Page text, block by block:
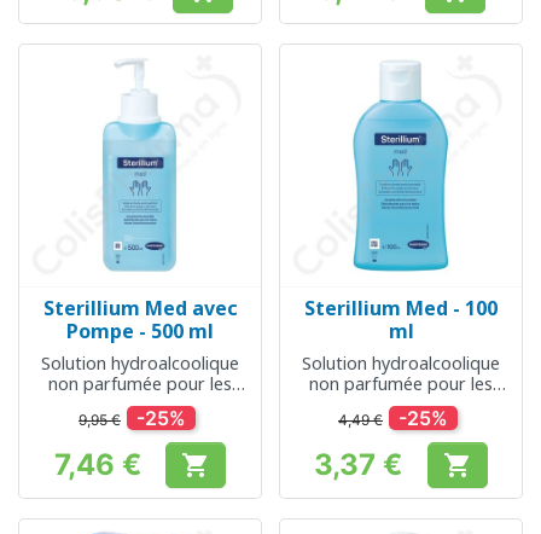
Sterillium Med avec
Pompe - 500 ml
Solution hydroalcoolique
non parfumée pour les
mains sensibles
9,95 € -25%
Prix
7,46 € 
Sterillium Med - 100
ml
Solution hydroalcoolique
non parfumée pour les
mains sensibles
4,49 € -25%
Prix
3,37 € 